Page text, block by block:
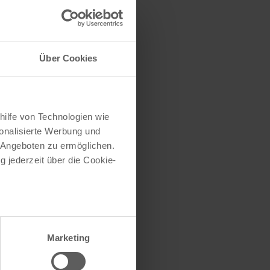
Über Cookies
von Technologien wie
Werbung und
zu ermöglichen.
jederzeit über die Cookie-
sein können
Präferenzen imAbschnitt
Marketing
herausfinden
(oder einen Teil